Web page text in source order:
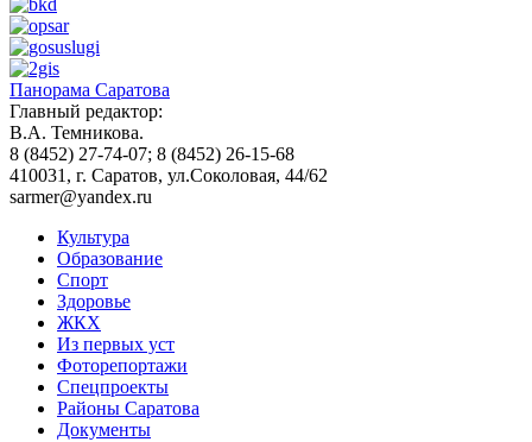
Панорама Саратова
Главный редактор:
В.А. Темникова.
8 (8452) 27-74-07; 8 (8452) 26-15-68
410031, г. Саратов, ул.Соколовая, 44/62
sarmer@yandex.ru
Культура
Образование
Спорт
Здоровье
ЖКХ
Из пеpвых уст
Фоторепортажи
Спецпроекты
Районы Саратова
Документы